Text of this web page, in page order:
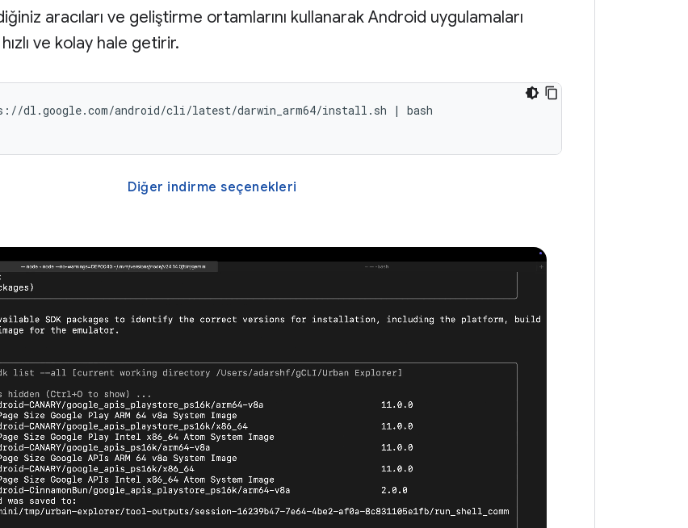
aracıları ve geliştirme ortamlarını kullanarak Android uygulamaları
ve kolay hale getirir.
dl.google.com/android/cli/latest/darwin_arm64/install.sh | bash
Diğer indirme seçenekleri